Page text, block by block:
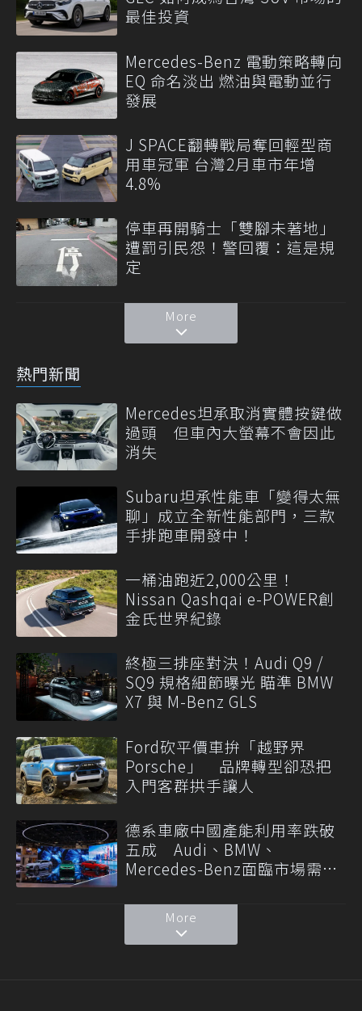
最佳投資
Mercedes-Benz 電動策略轉向
EQ 命名淡出 燃油與電動並行
發展
J SPACE翻轉戰局奪回輕型商
用車冠軍 台灣2月車市年增
4.8%
停車再開騎士「雙腳未著地」
遭罰引民怨！警回覆：這是規
定
More
熱門新聞
Mercedes坦承取消實體按鍵做
過頭 但車內大螢幕不會因此
消失
Subaru坦承性能車「變得太無
聊」成立全新性能部門，三款
手排跑車開發中！
一桶油跑近2,000公里！
Nissan Qashqai e-POWER創
金氏世界紀錄
終極三排座對決！Audi Q9 /
SQ9 規格細節曝光 瞄準 BMW
X7 與 M-Benz GLS
Ford砍平價車拚「越野界
Porsche」 品牌轉型卻恐把
入門客群拱手讓人
德系車廠中國產能利用率跌破
五成 Audi、BMW、
Mercedes-Benz面臨市場需求
More